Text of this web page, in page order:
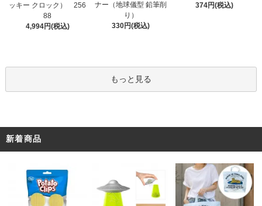
ッキー クロック） 256
88
4,994円(税込)
ナー（地球儀型 鉛筆削
り）
330円(税込)
374円(税込)
もっと見る
新着商品